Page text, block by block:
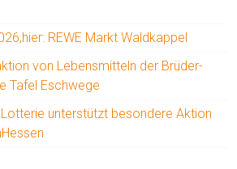
REWE Markt Waldkappel
von Lebensmitteln der Brüder-
Tafel Eschwege
unterstützt besondere Aktion